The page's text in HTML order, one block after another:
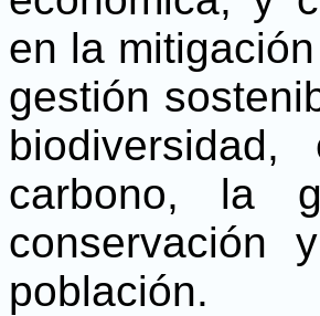
en la
gestión
carbono, la
conservación
población.